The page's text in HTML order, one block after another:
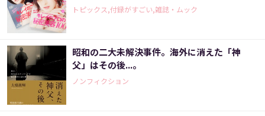
トピックス,付録がすごい,雑誌・ムック
昭和の二大未解決事件。海外に消えた「神
父」はその後...。
ノンフィクション